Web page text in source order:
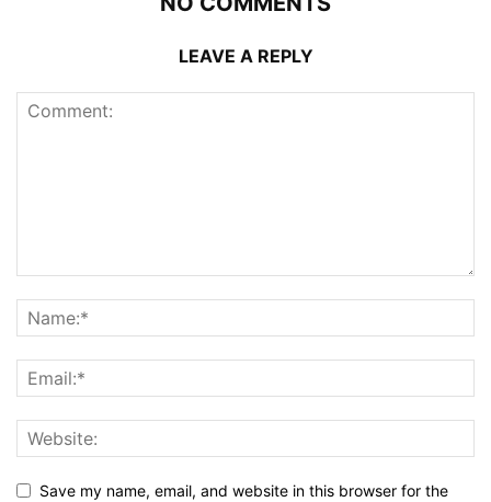
LEAVE A REPLY
Save my name, email, and website in this browser for the